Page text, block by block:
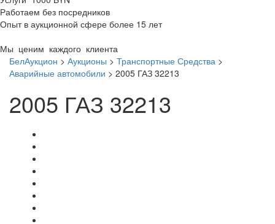
Работаем без посредников
Опыт в аукционной сфере более 15 лет
Мы ценим каждого клиента
БелАукцион > Аукционы > Транспортные Средства >
Аварийные автомобили > 2005 ГАЗ 32213
2005 ГАЗ 32213